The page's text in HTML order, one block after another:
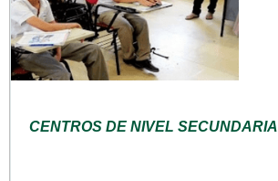
CENTROS DE NIVEL SECUNDARIA